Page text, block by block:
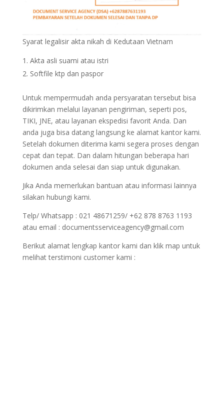
Syarat legalisir akta nikah di Kedutaan Vietnam
Akta asli suami atau istri
Softfile ktp dan paspor
Untuk mempermudah anda persyaratan tersebut bisa
dikirimkan melalui layanan pengiriman, seperti pos,
TIKI, JNE, atau layanan ekspedisi favorit Anda. Dan
anda juga bisa datang langsung ke alamat kantor kami.
Setelah dokumen diterima kami segera proses dengan
cepat dan tepat. Dan dalam hitungan beberapa hari
dokumen anda selesai dan siap untuk digunakan.
Jika Anda memerlukan bantuan atau informasi lainnya
silakan hubungi kami.
Telp/ Whatsapp : 021 48671259/ +62 878 8763 1193
atau email : documentsserviceagency@gmail.com
Berikut alamat lengkap kantor kami dan klik map untuk
melihat terstimoni customer kami :